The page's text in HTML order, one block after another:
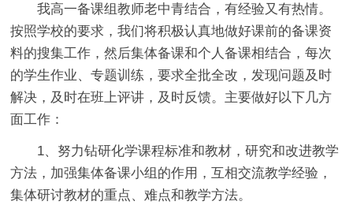
我高一备课组教师老中青结合，有经验又有热情。
按照学校的要求，我们将积极认真地做好课前的备课资
料的搜集工作，然后集体备课和个人备课相结合，每次
的学生作业、专题训练，要求全批全改，发现问题及时
解决，及时在班上评讲，及时反馈。主要做好以下几方
面工作：
1、努力钻研化学课程标准和教材，研究和改进教学
方法，加强集体备课小组的作用，互相交流教学经验，
集体研讨教材的重点、难点和教学方法。